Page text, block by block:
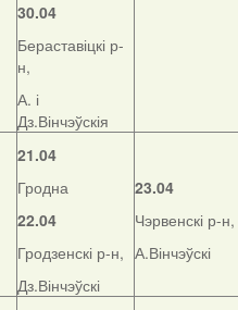
30.04
Бераставіцкі р-
н,
А. і
Дз.Вінчэўскія
21.04
Гродна
22.04
Гродзенскі р-н,
Дз.Вінчэўскі
23.04
Чэрвенскі р-н,
А.Вінчэўскі